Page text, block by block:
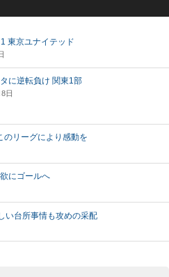
東京ユナイテッド
に逆転負け 関東1部
日
のリーグにより感動を
にゴールへ
い台所事情も攻めの采配